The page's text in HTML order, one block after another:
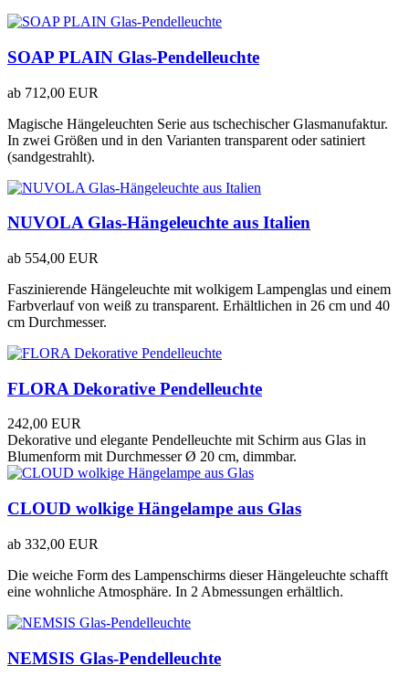
SOAP PLAIN Glas-Pendelleuchte
ab 712,00 EUR
Magische Hängeleuchten Serie aus tschechischer Glasmanufaktur.
In zwei Größen und in den Varianten transparent oder satiniert
(sandgestrahlt).
NUVOLA Glas-Hängeleuchte aus Italien
ab 554,00 EUR
Faszinierende Hängeleuchte mit wolkigem Lampenglas und einem
Farbverlauf von weiß zu transparent. Erhältlichen in 26 cm und 40
cm Durchmesser.
FLORA Dekorative Pendelleuchte
242,00 EUR
Dekorative und elegante Pendelleuchte mit Schirm aus Glas in
Blumenform mit Durchmesser Ø 20 cm, dimmbar.
CLOUD wolkige Hängelampe aus Glas
ab 332,00 EUR
Die weiche Form des Lampenschirms dieser Hängeleuchte schafft
eine wohnliche Atmosphäre. In 2 Abmessungen erhältlich.
NEMSIS Glas-Pendelleuchte